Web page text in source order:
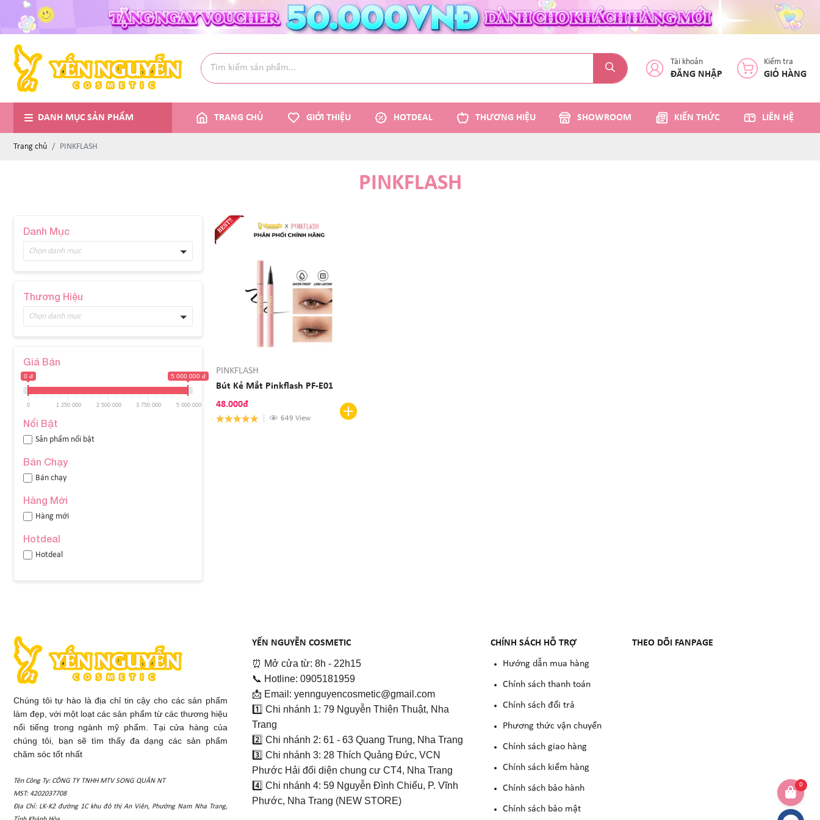
Tài khoản
ĐĂNG NHẬP
Kiểm tra
GIỎ HÀNG
DANH MỤC SẢN PHẨM TRANG CHỦ GIỚI THIỆU HOTDEAL THƯƠNG HIỆU SHOWROOM KIẾN THỨC LIÊN HỆ
Trang chủ PINKFLASH
PINKFLASH
Danh Mục
Chọn danh mục
Thương Hiệu
Chọn danh mục
Giá Bán
0 đ 5 000 000 đ
0 1 250 000 2 500 000 3 750 000 5 000 000
Nổi Bật
Sản phẩm nổi bật
Bán Chạy
Bán chạy
Hàng Mới
Hàng mới
Hotdeal
Hotdeal
PINKFLASH
Bút Kẻ Mắt Pinkflash PF-E01
48.000đ
649 View
Chúng tôi tự hào là địa chỉ tin cậy cho các sản phẩm
làm đẹp, với một loạt các sản phẩm từ các thương hiệu
nổi tiếng trong ngành mỹ phẩm. Tại cửa hàng của
chúng tôi, bạn sẽ tìm thấy đa dạng các sản phẩm
chăm sóc tốt nhất
Tên Công Ty: CÔNG TY TNHH MTV SONG QUÂN NT
MST: 4202037708
Địa Chỉ: LK-K2 đường 1C khu đô thị An Viên, Phường Nam Nha Trang,
YẾN NGUYỄN COSMETIC
⏰ Mở cửa từ: 8h - 22h15
📞 Hotline: 0905181959
📩 Email: yennguyencosmetic@gmail.com
1️⃣ Chi nhánh 1: 79 Nguyễn Thiện Thuật, Nha
Trang
2️⃣ Chi nhánh 2: 61 - 63 Quang Trung, Nha Trang
3️⃣ Chi nhánh 3: 28 Thích Quảng Đức, VCN
Phước Hải đối diện chung cư CT4, Nha Trang
4️⃣ Chi nhánh 4: 59 Nguyễn Đình Chiểu, P. Vĩnh
Phước, Nha Trang (NEW STORE)
CHÍNH SÁCH HỖ TRỢ
Hướng dẫn mua hàng
Chính sách thanh toán
Chính sách đổi trả
Phương thức vận chuyển
Chính sách giao hàng
Chính sách kiểm hàng
Chính sách bảo hành
Chính sách bảo mật
THEO DÕI FANPAGE
0